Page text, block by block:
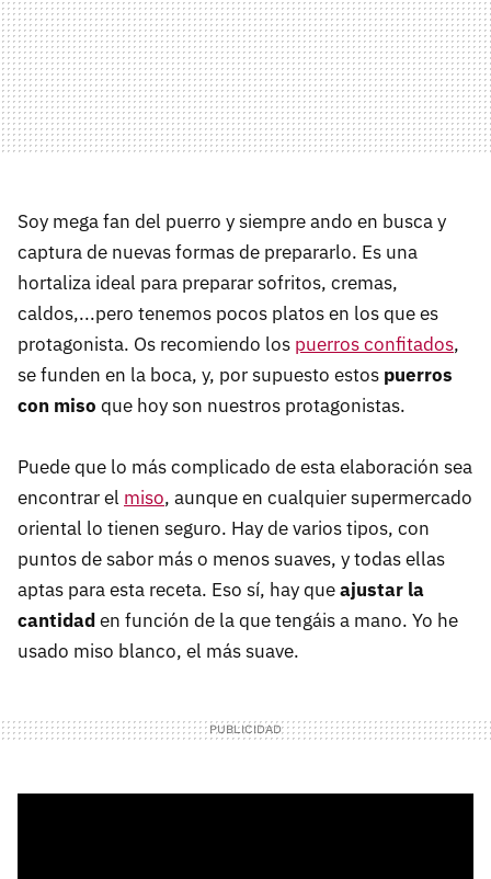
Soy mega fan del puerro y siempre ando en busca y
captura de nuevas formas de prepararlo. Es una
hortaliza ideal para preparar sofritos, cremas,
caldos,...pero tenemos pocos platos en los que es
protagonista. Os recomiendo los puerros confitados,
se funden en la boca, y, por supuesto estos puerros
con miso que hoy son nuestros protagonistas.
Puede que lo más complicado de esta elaboración sea
encontrar el miso, aunque en cualquier supermercado
oriental lo tienen seguro. Hay de varios tipos, con
puntos de sabor más o menos suaves, y todas ellas
aptas para esta receta. Eso sí, hay queajustar la
cantidaden función de la que tengáis a mano. Yo he
usado miso blanco, el más suave.